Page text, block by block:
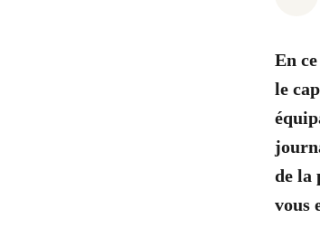
En
le
de la
vous